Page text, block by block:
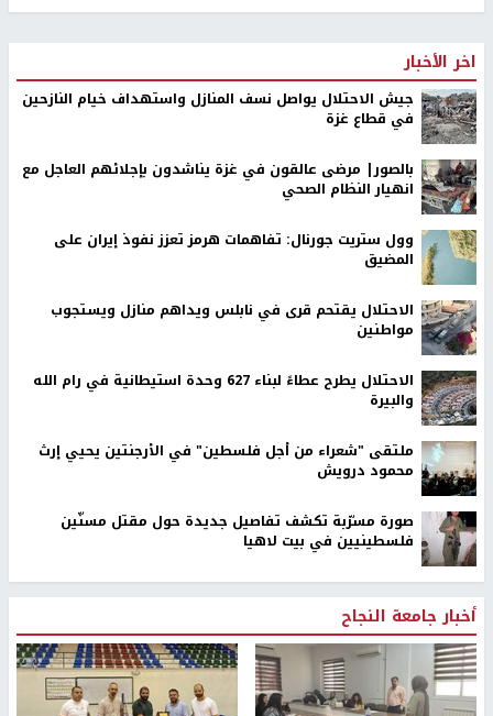
اخر الأخبار
جيش الاحتلال يواصل نسف المنازل واستهداف خيام النازحين
في قطاع غزة
بالصور| مرضى عالقون في غزة يناشدون بإجلائهم العاجل مع
انهيار النظام الصحي
وول ستريت جورنال: تفاهمات هرمز تعزز نفوذ إيران على
المضيق
الاحتلال يقتحم قرى في نابلس ويداهم منازل ويستجوب
مواطنين
الاحتلال يطرح عطاءً لبناء 627 وحدة استيطانية في رام الله
والبيرة
ملتقى "شعراء من أجل فلسطين" في الأرجنتين يحيي إرث
محمود درويش
صورة مسرّبة تكشف تفاصيل جديدة حول مقتل مسنّين
فلسطينيين في بيت لاهيا
أخبار جامعة النجاح